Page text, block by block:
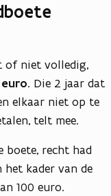
of niet volledig,
. Die 2 jaar dat
elkaar niet op te
telt mee.
boete, recht had
kader van de
100 euro.